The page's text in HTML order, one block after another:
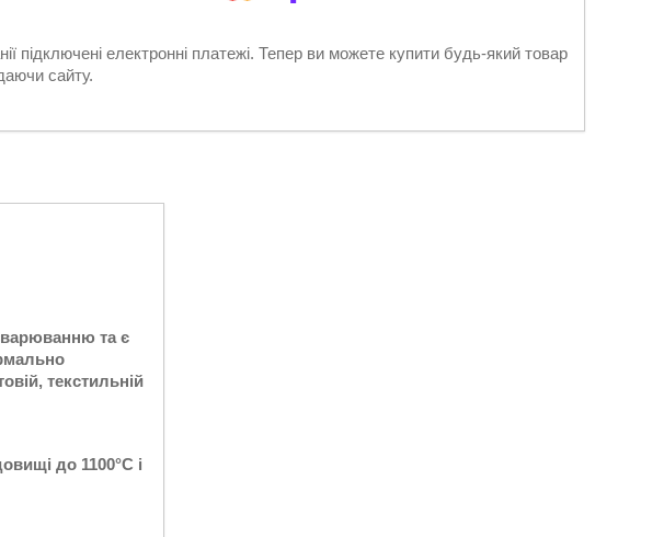
підключені електронні платежі. Тепер ви можете купити будь-який товар
сайту.
та є
текстильній
до 1100°С і